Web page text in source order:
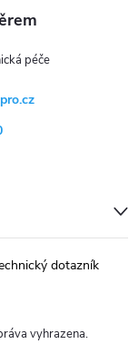
dotazník
vyhrazena.